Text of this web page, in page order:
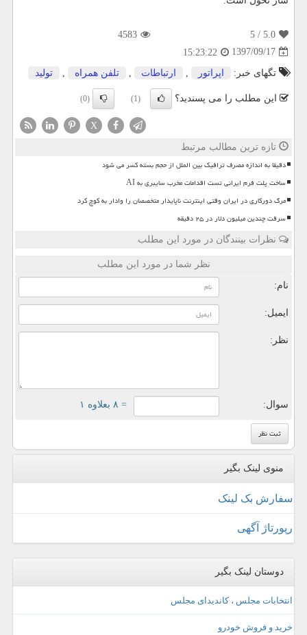
5.0
/ 5
4583
1397/09/17
15:23:22
تگهای خبر:
اپراتور ارتباطات تلفن همراه تولید
این مطلب را می پسندید؟ (1)
(0)
X
تازه ترین مطالب مرتبط
دقیقا به اندازه مصرف ترافیک بین الملل از حجم بسته کسر می شود
ساخت پلت فرم ایرانی تست اقدامات مخرب سایبری به AI
مرگ دورکاری در ایران وقتی اینترنت ناپایدار متخصصان را وادار به کوچ کرد
سرقت چندین میلیون دلار در ۲۵ دقیقه
نظرات بینندگان در مورد این مطلب
نظر شما در مورد این مطلب
نام:
ایمیل:
نظر:
سوال: = ۸ بعلاوه ۱
منوی لینک بگیر
سفارش بک لینک
رپورتاژ آگهی
دوستان لینک بگیر
انتخابات مجلس ، کاندیدای مجلس
خرید و فروش خودرو